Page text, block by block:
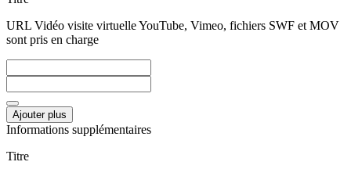
URL Vidéo visite virtuelleYouTube, Vimeo, fichiers SWF et MOV
sont pris en charge
Ajouter plus
Informations supplémentaires
Titre